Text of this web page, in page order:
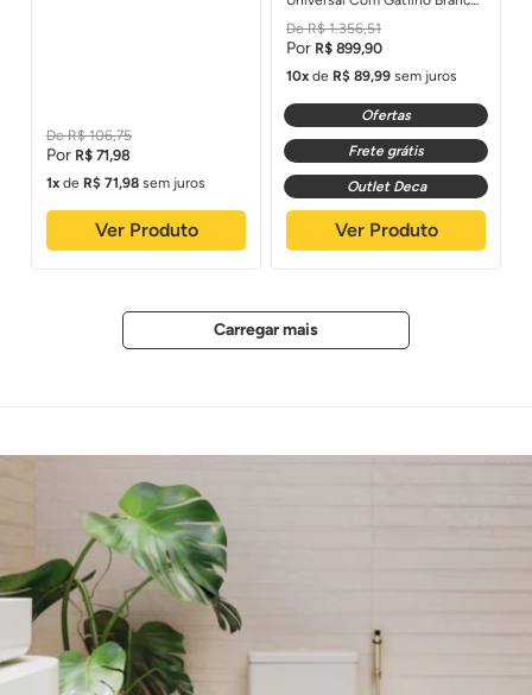
R$ 106,75
R$ 71,98
1
de R$ 71,98 sem juros
Ver Produto
Corten - Deca
R$ 1.356,51
R$ 899,90
10
de R$ 89,99 sem juros
Ofertas
Frete grátis
Outlet Deca
Ver Produto